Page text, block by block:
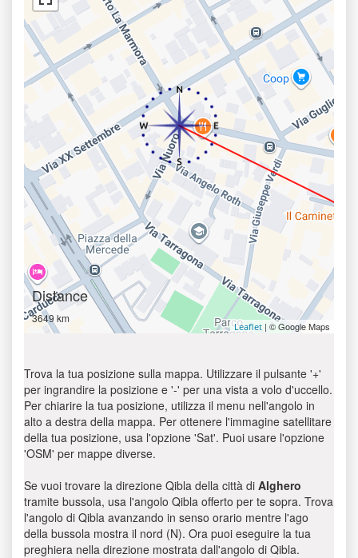
Distance
3649 km
Leaflet | © Google Maps
Trova la tua posizione sulla mappa. Utilizzare il pulsante '+'
per ingrandire la posizione e '-' per una vista a volo d'uccello.
Per chiarire la tua posizione, utilizza il menu nell'angolo in
alto a destra della mappa. Per ottenere l'immagine satellitare
della tua posizione, usa l'opzione 'Sat'. Puoi usare l'opzione
'OSM' per mappe diverse.
Se vuoi trovare la direzione Qibla della città di Alghero
tramite bussola, usa l'angolo Qibla offerto per te sopra. Trova
l'angolo di Qibla avanzando in senso orario mentre l'ago
della bussola mostra il nord (N). Ora puoi eseguire la tua
preghiera nella direzione mostrata dall'angolo di Qibla.